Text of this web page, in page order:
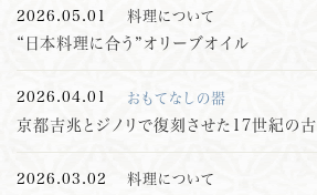
2026.05.01 料理について
“日本料理に合う”オリーブオイル
2026.04.01 おもてなしの器
京都吉兆とジノリで復刻させた17世紀の
2026.03.02 料理について